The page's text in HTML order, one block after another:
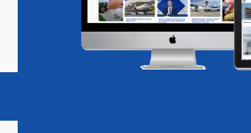
Magazine Podcasts